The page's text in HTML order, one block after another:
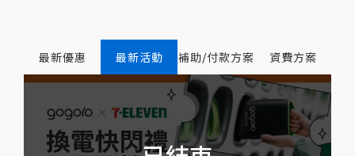
最新優惠 最新活動 補助/付款方案 資費方案